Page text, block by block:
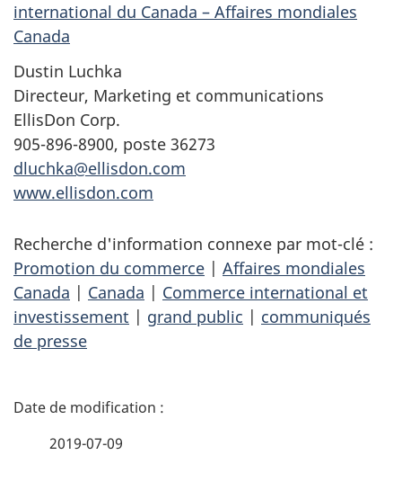
international du Canada – Affaires mondiales
Canada
Dustin Luchka
Directeur, Marketing et communications
EllisDon Corp.
905-896-8900, poste 36273
dluchka@ellisdon.com
www.ellisdon.com
Recherche d'information connexe par mot-clé :
Promotion du commerce | Affaires mondiales
Canada | Canada | Commerce international et
investissement | grand public | communiqués
de presse
D
2019-07-09